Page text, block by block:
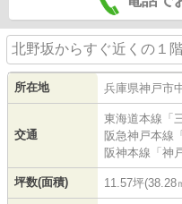
北野坂からすぐ近くの１
所在地 兵庫県神戸市
交通
東海道本線 「
阪急神戸本線 「
阪神本線 「 神
坪数(面積) 11.57坪(38.28